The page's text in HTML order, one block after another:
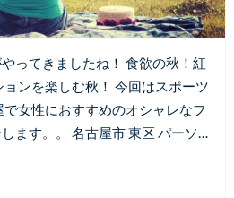
ってきましたね！ 食欲の秋！紅
ンを楽しむ秋！ 今回はスポーツ
女性におすすめのオシャレなフ
ます。。 名古屋市 東区 パーソ…